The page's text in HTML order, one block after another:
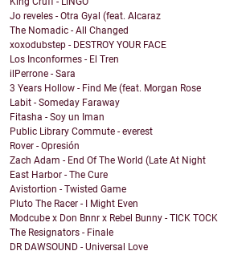
Jo reveles - Otra Gyal (feat. Alcaraz
The Nomadic - All Changed
xoxodubstep - DESTROY YOUR FACE
Los Inconformes - El Tren
ilPerrone - Sara
3 Years Hollow - Find Me (feat. Morgan Rose
Labit - Someday Faraway
Fitasha - Soy un Iman
Public Library Commute - everest
Rover - Opresión
Zach Adam - End Of The World (Late At Night
East Harbor - The Cure
Avistortion - Twisted Game
Pluto The Racer - I Might Even
Modcube x Don Bnnr x Rebel Bunny - TICK TOCK
The Resignators - Finale
DR DAWSOUND - Universal Love